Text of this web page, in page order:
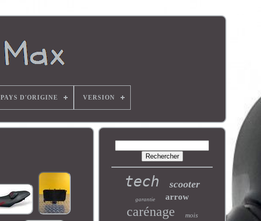
PAYS D'ORIGINE VERSION
tech scooter
garantie arrow
carénage mois